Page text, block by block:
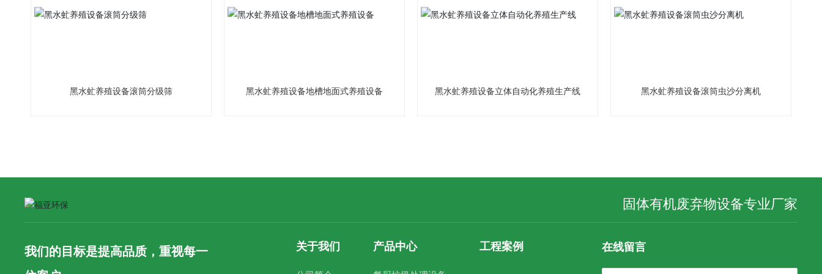
黑水虻养殖设备滚筒分级筛 黑水虻养殖设备地槽地面式养殖设备 黑水虻养殖设备立体自动化养殖生产线 黑水虻养殖设备滚筒虫沙分离机
固体有机废弃物设备专业厂家
我们的目标是提高品质，重视每一
关于我们 产品中心 工程案例 在线留言